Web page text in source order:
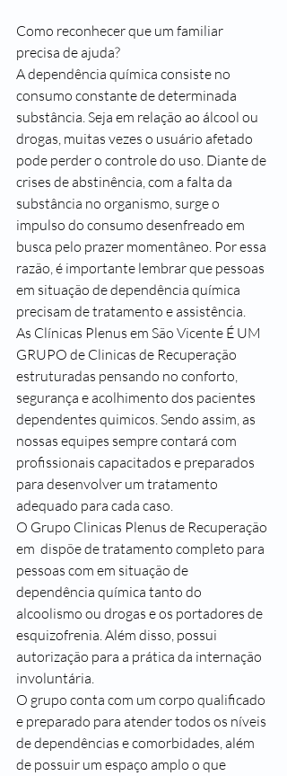
Como reconhecer que um familiar
precisa de ajuda?
A dependência química consiste no
consumo constante de determinada
substância. Seja em relação ao álcool ou
drogas, muitas vezes o usuário afetado
pode perder o controle do uso. Diante de
crises de abstinência, com a falta da
substância no organismo, surge o
impulso do consumo desenfreado em
busca pelo prazer momentâneo. Por essa
razão, é importante lembrar que pessoas
em situação de dependência química
precisam de tratamento e assistência.
As Clínicas Plenus em São Vicente É UM
GRUPO de Clinicas de Recuperação
estruturadas pensando no conforto,
segurança e acolhimento dos pacientes
dependentes quimicos. Sendo assim, as
nossas equipes sempre contará com
profissionais capacitados e preparados
para desenvolver um tratamento
adequado para cada caso.
O Grupo Clinicas Plenus de Recuperação
em  dispõe de tratamento completo para
pessoas com em situação de
dependência química tanto do
alcoolismo ou drogas e os portadores de
esquizofrenia. Além disso, possui
autorização para a prática da internação
involuntária.
O grupo conta com um corpo qualificado
e preparado para atender todos os níveis
de dependências e comorbidades, além
de possuir um espaço amplo o que